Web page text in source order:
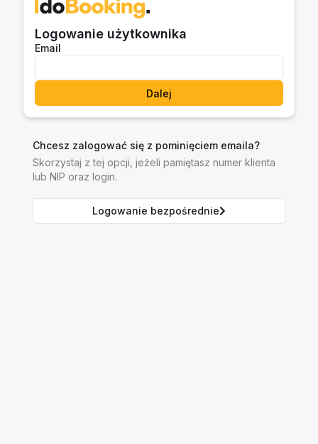
Logowanie użytkownika
Email
Dalej
Chcesz zalogować się z pominięciem emaila?
Skorzystaj z tej opcji, jeżeli pamiętasz numer klienta
lub NIP oraz login.
Logowanie bezpośrednie